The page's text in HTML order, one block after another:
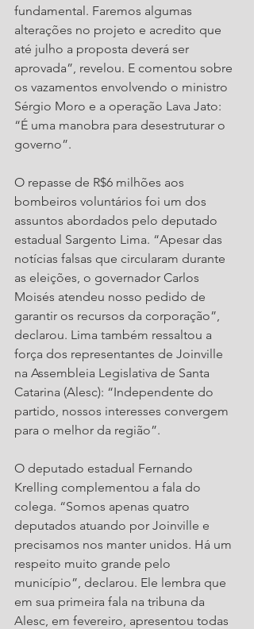
fundamental. Faremos algumas
alterações no projeto e acredito que
até julho a proposta deverá ser
aprovada”, revelou. E comentou sobre
os vazamentos envolvendo o ministro
Sérgio Moro e a operação Lava Jato:
“É uma manobra para desestruturar o
governo”.
O repasse de R$6 milhões aos
bombeiros voluntários foi um dos
assuntos abordados pelo deputado
estadual Sargento Lima. “Apesar das
notícias falsas que circularam durante
as eleições, o governador Carlos
Moisés atendeu nosso pedido de
garantir os recursos da corporação”,
declarou. Lima também ressaltou a
força dos representantes de Joinville
na Assembleia Legislativa de Santa
Catarina (Alesc): “Independente do
partido, nossos interesses convergem
para o melhor da região”.
O deputado estadual Fernando
Krelling complementou a fala do
colega. “Somos apenas quatro
deputados atuando por Joinville e
precisamos nos manter unidos. Há um
respeito muito grande pelo
município”, declarou. Ele lembra que
em sua primeira fala na tribuna da
Alesc, em fevereiro, apresentou todas